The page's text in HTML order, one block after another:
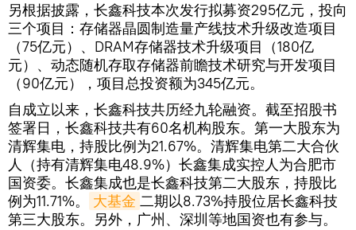
另根据披露，长鑫科技本次发行拟募资295亿元，投向
三个项目：存储器晶圆制造量产线技术升级改造项目
（75亿元）、DRAM存储器技术升级项目（180亿
元）、动态随机存取存储器前瞻技术研究与开发项目
（90亿元），项目总投资额为345亿元。
自成立以来，长鑫科技共历经九轮融资。截至招股书
签署日，长鑫科技共有60名机构股东。第一大股东为
清辉集电，持股比例为21.67%。清辉集电第二大合伙
人（持有清辉集电48.9%）长鑫集成实控人为合肥市
国资委。长鑫集成也是长鑫科技第二大股东，持股比
例为11.71%。
大基金 二期以8.73%持股位居长鑫科技
第三大股东。另外，广州、深圳等地国资也有参与。